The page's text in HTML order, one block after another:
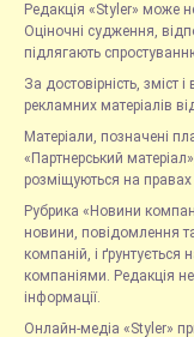
Редакція «Styler» може
Оціночні судження,
підлягають
За достовірність, зміст
рекламних матеріалів
Матеріали, позначені
«Партнерський
розміщуються на
Рубрика «Новини
новини, повідомлення
компаній, і ґрунтується
компаніями. Редакція не
інформації.
Онлайн-медіа «Styler»